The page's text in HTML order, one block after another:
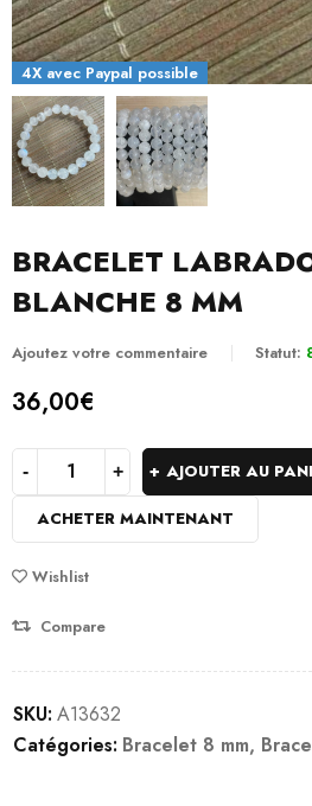
4X avec Paypal possible
BRACELET
BLANCHE 8 MM
Ajoutez votre commentaire Statut:
36,00€
AJOUTER AU
ACHETER MAINTENANT
Wishlist
Compare
SKU: A13632
Catégories: Bracelet 8 mm,